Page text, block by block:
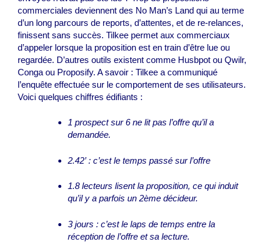
commerciales deviennent des No Man’s Land qui au terme
d’un long parcours de reports, d’attentes, et de re-relances,
finissent sans succès. Tilkee permet aux commerciaux
d’appeler lorsque la proposition est en train d’être lue ou
regardée. D’autres outils existent comme Husbpot ou Qwilr,
Conga ou Proposify. A savoir : Tilkee a communiqué
l’enquête effectuée sur le comportement de ses utilisateurs.
Voici quelques chiffres édifiants :
1 prospect sur 6 ne lit pas l’offre qu’il a
demandée.
2.42’ : c’est le temps passé sur l’offre
1.8 lecteurs lisent la proposition, ce qui induit
qu’il y a parfois un 2ème décideur.
3 jours : c’est le laps de temps entre la
réception de l’offre et sa lecture.